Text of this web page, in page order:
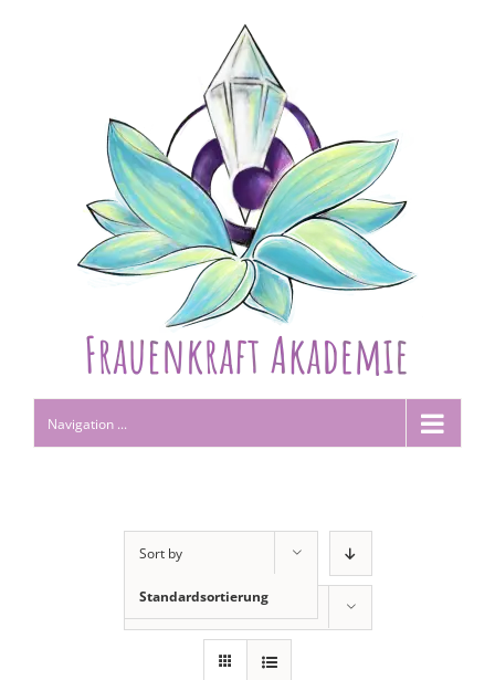
Navigation ...
Sort by
Standardsortierung
Show12 Products